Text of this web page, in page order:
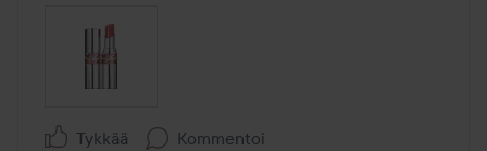
Tykkää Kommentoi